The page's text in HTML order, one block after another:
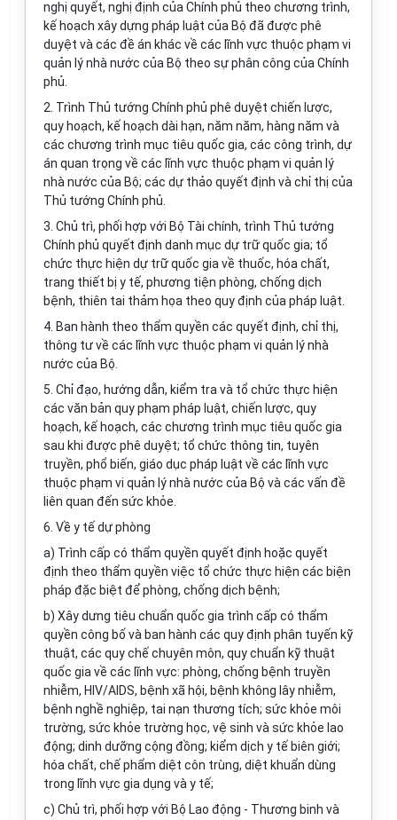
nghị quyết, nghị định của Chính phủ theo chương trình,
kế hoạch xây dựng pháp luật của Bộ đã được phê
duyệt và các đề án khác về các lĩnh vực thuộc phạm vi
quản lý nhà nước của Bộ theo sự phân công của Chính
phủ.
2. Trình Thủ tướng Chính phủ phê duyệt chiến lược,
quy hoạch, kế hoạch dài hạn, năm năm, hàng năm và
các chương trình mục tiêu quốc gia, các công trình, dự
án quan trọng về các lĩnh vực thuộc phạm vi quản lý
nhà nước của Bộ; các dự thảo quyết định và chỉ thị của
Thủ tướng Chính phủ.
3. Chủ trì, phối hợp với Bộ Tài chính, trình Thủ tướng
Chính phủ quyết định danh mục dự trữ quốc gia; tổ
chức thực hiện dự trữ quốc gia về thuốc, hóa chất,
trang thiết bị y tế, phương tiện phòng, chống dịch
bệnh, thiên tai thảm họa theo quy định của pháp luật.
4. Ban hành theo thẩm quyền các quyết định, chỉ thị,
thông tư về các lĩnh vực thuộc phạm vi quản lý nhà
nước của Bộ.
5. Chỉ đạo, hướng dẫn, kiểm tra và tổ chức thực hiện
các văn bản quy phạm pháp luật, chiến lược, quy
hoạch, kế hoạch, các chương trình mục tiêu quốc gia
sau khi được phê duyệt; tổ chức thông tin, tuyên
truyền, phổ biến, giáo dục pháp luật về các lĩnh vực
thuộc phạm vi quản lý nhà nước của Bộ và các vấn đề
liên quan đến sức khỏe.
6. Về y tế dự phòng
a) Trình cấp có thẩm quyền quyết định hoặc quyết
định theo thẩm quyền việc tổ chức thực hiện các biện
pháp đặc biệt để phòng, chống dịch bệnh;
b) Xây dưng tiêu chuẩn quốc gia trình cấp có thẩm
quyền công bố và ban hành các quy định phân tuyến kỹ
thuật, các quy chế chuyên môn, quy chuẩn kỹ thuật
quốc gia về các lĩnh vực: phòng, chống bệnh truyền
nhiễm, HIV/AIDS, bệnh xã hội, bệnh không lây nhiễm,
bệnh nghề nghiệp, tai nạn thương tích; sức khỏe môi
trường, sức khỏe trường học, vệ sinh và sức khỏe lao
động; dinh dưỡng cộng đồng; kiểm dịch y tế biên giới;
hóa chất, chế phẩm diệt côn trùng, diệt khuẩn dùng
trong lĩnh vực gia dụng và y tế;
c) Chủ trì, phối hợp với Bộ Lao động - Thương binh và